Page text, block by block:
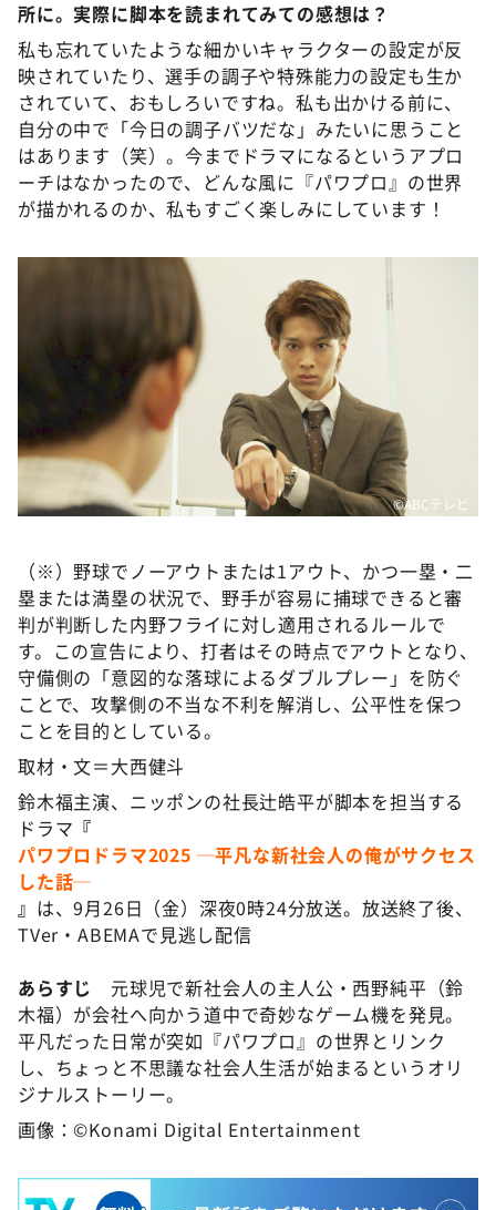
所に。実際に脚本を読まれてみての感想は？
私も忘れていたような細かいキャラクターの設定が反
映されていたり、選手の調子や特殊能力の設定も生か
されていて、おもしろいですね。私も出かける前に、
自分の中で「今日の調子バツだな」みたいに思うこと
はあります（笑）。今までドラマになるというアプロ
ーチはなかったので、どんな風に『パワプロ』の世界
が描かれるのか、私もすごく楽しみにしています！
©ABCテレビ
（※）野球でノーアウトまたは1アウト、かつ一塁・二
塁または満塁の状況で、野手が容易に捕球できると審
判が判断した内野フライに対し適用されるルールで
す。この宣告により、打者はその時点でアウトとなり、
守備側の「意図的な落球によるダブルプレー」を防ぐ
ことで、攻撃側の不当な不利を解消し、公平性を保つ
ことを目的としている。
取材・文＝大西健斗
鈴木福主演、ニッポンの社長辻皓平が脚本を担当する
ドラマ 『
パワプロドラマ2025 ─平凡な新社会人の俺がサクセス
した話─
』 は、9月26日（金）深夜0時24分放送。放送終了後、
TVer・ABEMAで見逃し配信
あらすじ 元球児で新社会人の主人公・西野純平（鈴
木福）が会社へ向かう道中で奇妙なゲーム機を発見。
平凡だった日常が突如『パワプロ』の世界とリンク
し、ちょっと不思議な社会人生活が始まるというオリ
ジナルストーリー。
画像：©Konami Digital Entertainment